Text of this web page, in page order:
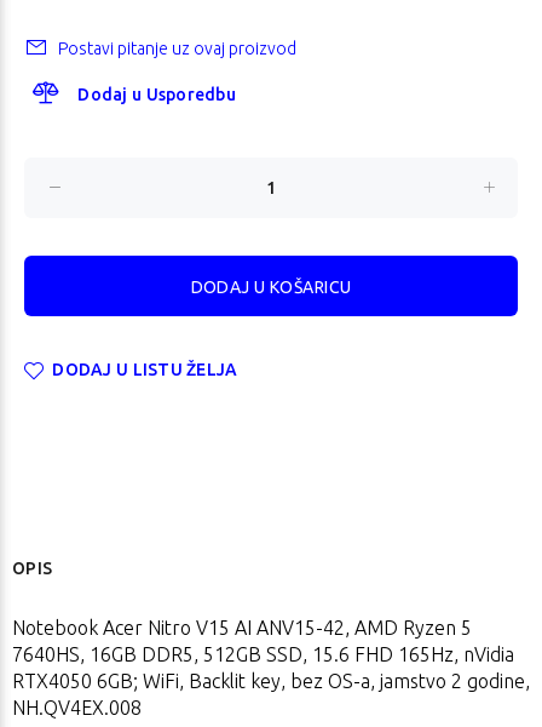
Postavi pitanje uz ovaj proizvod
Dodaj u Usporedbu
DODAJ U LISTU ŽELJA
OPIS
Notebook Acer Nitro V15 AI ANV15-42, AMD Ryzen 5
7640HS, 16GB DDR5, 512GB SSD, 15.6 FHD 165Hz, nVidia
RTX4050 6GB; WiFi, Backlit key, bez OS-a, jamstvo 2 godine,
NH.QV4EX.008